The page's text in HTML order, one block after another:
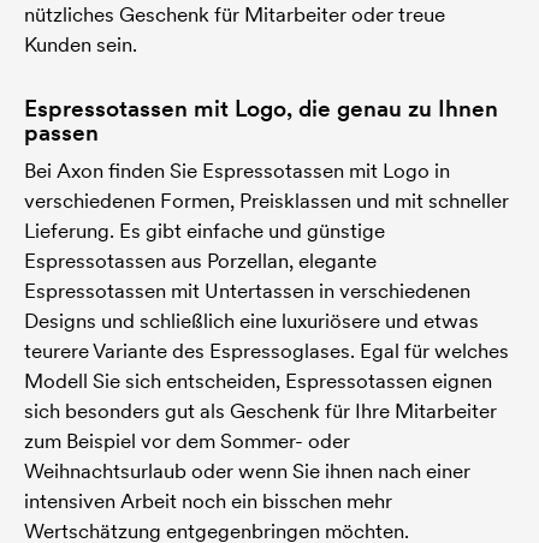
nützliches Geschenk für Mitarbeiter oder treue
Kunden sein.
Espressotassen mit Logo, die genau zu Ihnen
passen
Bei Axon finden Sie Espressotassen mit Logo in
verschiedenen Formen, Preisklassen und mit schneller
Lieferung. Es gibt einfache und günstige
Espressotassen aus Porzellan, elegante
Espressotassen mit Untertassen in verschiedenen
Designs und schließlich eine luxuriösere und etwas
teurere Variante des Espressoglases. Egal für welches
Modell Sie sich entscheiden, Espressotassen eignen
sich besonders gut als Geschenk für Ihre Mitarbeiter
zum Beispiel vor dem Sommer- oder
Weihnachtsurlaub oder wenn Sie ihnen nach einer
intensiven Arbeit noch ein bisschen mehr
Wertschätzung entgegenbringen möchten.